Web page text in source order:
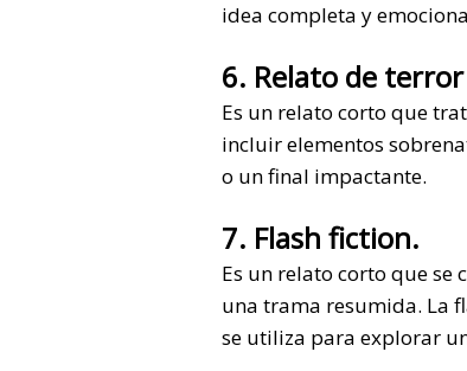
idea completa y
6. Relato de
Es un relato corto que
incluir elementos
o un final impactante.
7. Flash fiction.
Es un relato corto que se
una trama resumida. La
se utiliza para explorar